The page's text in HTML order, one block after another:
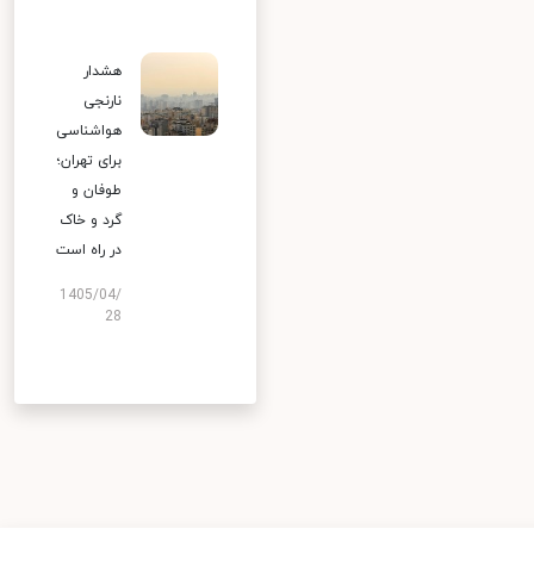
هشدار
نارنجی
هواشناسی
برای تهران؛
طوفان و
گرد و خاک
در راه است
1405/04/
28